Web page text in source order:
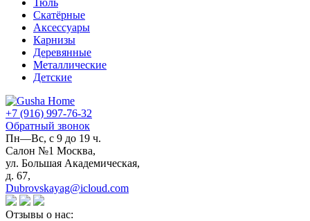
Тюль
Скатёрные
Аксессуары
Карнизы
Деревянные
Металлические
Детские
+7 (916) 997-76-32
Обратный звонок
Пн—Вс, с 9 до 19 ч.
Салон №1 Москва,
ул. Большая Академическая,
д. 67,
Dubrovskayag@icloud.com
Отзывы о нас: